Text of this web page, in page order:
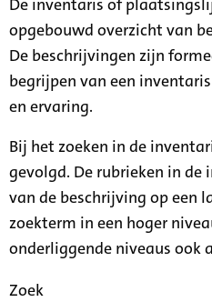
opgebouwd overzicht van
De beschrijvingen zijn
begrijpen van een
en ervaring.
Bij het zoeken in de
gevolgd. De rubrieken in
van de beschrijving op een
zoekterm in een hoger
onderliggende niveaus ook
Zoek